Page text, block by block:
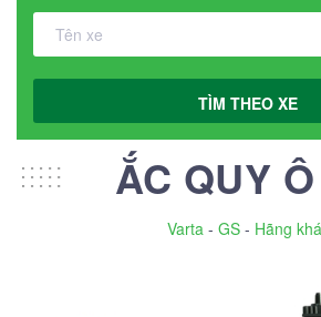
TÌM THEO XE
ẮC QUY
Varta- GS- Hãng